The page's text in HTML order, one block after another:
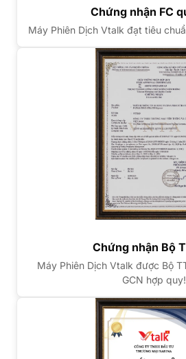
Chứng nhận FC
Máy Phiên Dịch Vtalk đạt tiêu
Chứng nhận Bộ
Máy Phiên Dịch Vtalk được Bộ
GCN hợp quy!